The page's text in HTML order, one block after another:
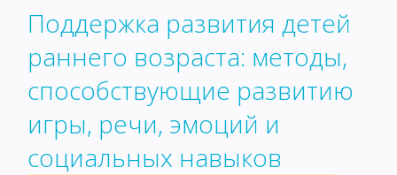
Поддержка развития детей
раннего возраста: методы,
способствующие развитию
игры, речи, эмоций и
социальных навыков